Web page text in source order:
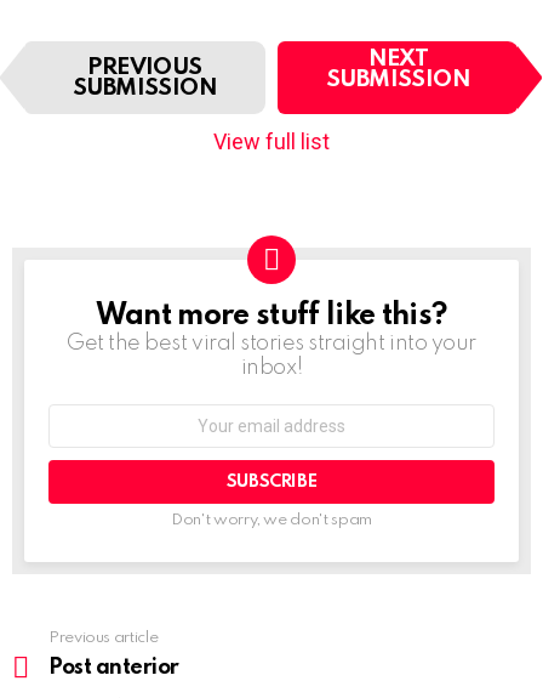
I
e
PREVIOUS
SUBMISSION
NEXT
SUBMISSION
View full list
NEWSLETTER
Want more stuff like this?
Get the best viral stories straight into your
inbox!
Don't worry, we don't spam
more
Previous article
Post anterior